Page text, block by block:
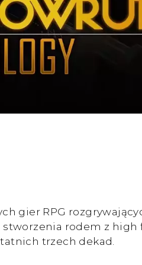
gier RPG
rodem z
trzech dekad.